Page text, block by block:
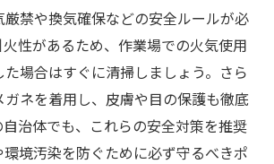
禁や換気確保などの安全ルールが必
性があるため、作業場での火気使用
場合はすぐに清掃しましょう。さら
ガネを着用し、皮膚や目の保護も徹底
自治体でも、これらの安全対策を推奨
環境汚染を防ぐために必ず守るべきポ